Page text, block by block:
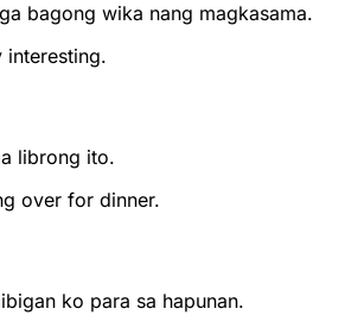
bagong wika nang magkasama.
interesting.
librong ito.
over for dinner.
ko para sa hapunan.